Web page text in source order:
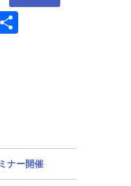
Line
ナー開催